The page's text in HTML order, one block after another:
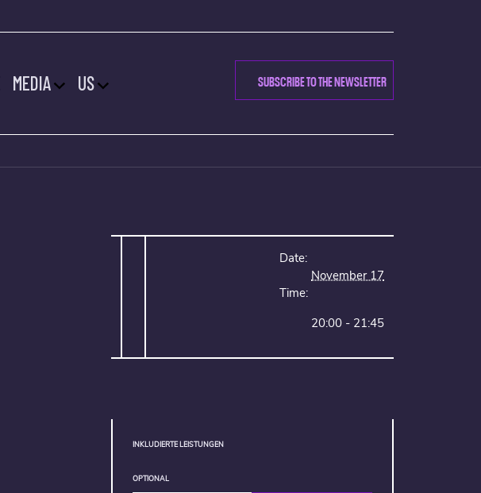
MEDIA US SUBSCRIBE TO THE NEWSLETTER
Date:
November 17
Time:
20:00 - 21:45
INKLUDIERTE LEISTUNGEN
OPTIONAL